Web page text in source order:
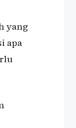
yang
apa